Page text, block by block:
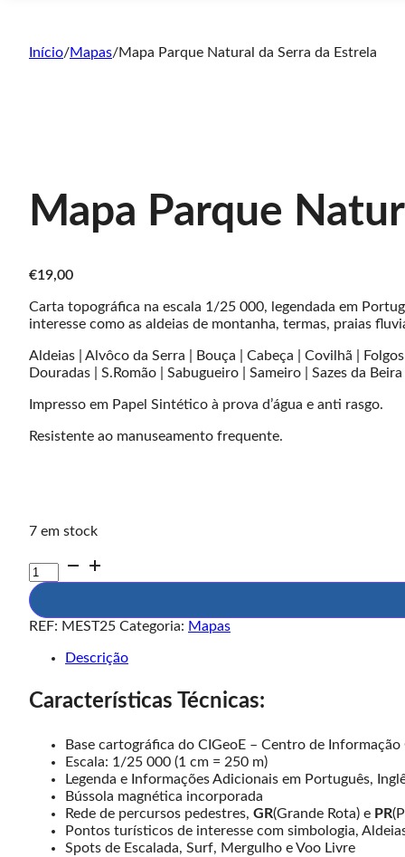
Início/Mapas/Mapa Parque Natural da Serra da Estrela
Mapa Parque
€19,00
Carta topográfica na escala 1/25 000, legendada em
interesse como as aldeias de montanha, termas, praias
Aldeias | Alvôco da Serra | Bouça | Cabeça | Covilhã |
Douradas | S.Romão | Sabugueiro | Sameiro | Sazes da
Impresso em Papel Sintético à prova d’água e anti rasgo.
Resistente ao manuseamento frequente.
7 em stock
Quantidade
de
Mapa
Parque
Natural
Serra
Estrela
REF: MEST25 Categoria: Mapas
Descrição
Características Técnicas:
Base cartográfica do CIGeoE – Centro de
Escala: 1/25 000 (1 cm = 250 m)
Legenda e Informações Adicionais em Português,
Bússola magnética incorporada
Rede de percursos pedestres, GR(Grande Rota) e PR
Pontos turísticos de interesse com simbologia,
Spots de Escalada, Surf, Mergulho e Voo Livre